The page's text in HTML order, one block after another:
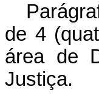
de 4
área de
Justiça.